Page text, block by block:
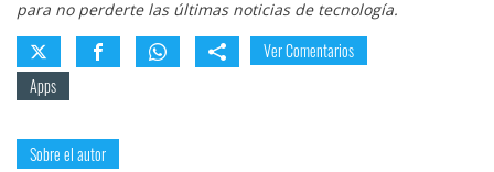
para no perderte las últimas noticias de tecnología.
Ver Comentarios
Apps
Sobre el autor